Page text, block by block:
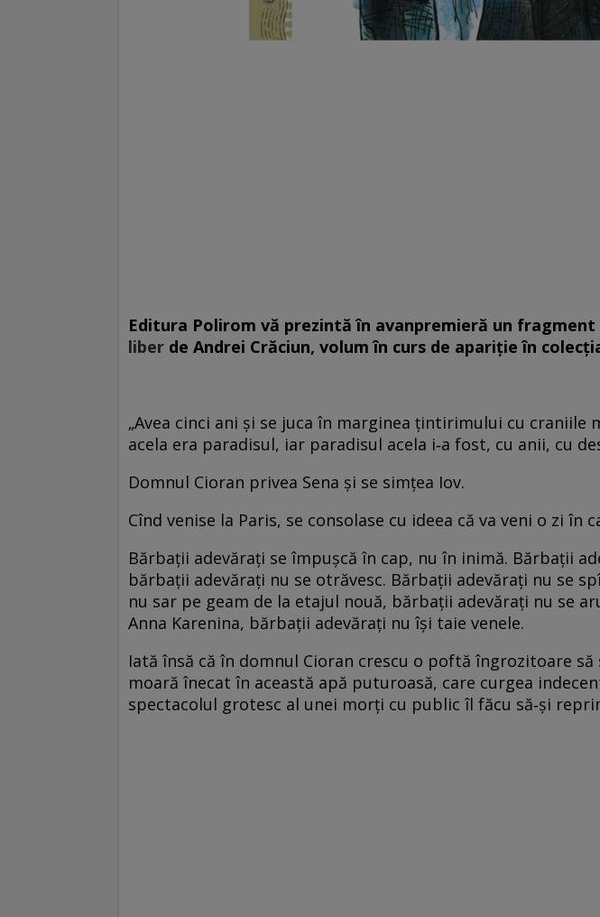
Editura Polirom vă prezintă în avanpremieră un fragment
liber de Andrei Crăciun, volum în curs de apariție în
„Avea cinci ani şi se juca în marginea ţintirimului cu craniile
acela era paradisul, iar paradisul acela i‑a fost, cu anii, cu
Domnul Cioran privea Sena şi se simţea Iov.
Cînd venise la Paris, se consolase cu ideea că va veni o zi în
Bărbaţii adevăraţi se împuşcă în cap, nu în inimă. Bărbaţii
bărbaţii adevăraţi nu se otrăvesc. Bărbaţii adevăraţi nu se
nu sar pe geam de la etajul nouă, bărbaţii adevăraţi nu se
Anna Karenina, bărbaţii adevăraţi nu îşi taie venele.
Iată însă că în domnul Cioran crescu o poftă îngrozitoare să
moară înecat în această apă puturoasă, care curgea
spectacolul grotesc al unei morţi cu public îl făcu să‑şi